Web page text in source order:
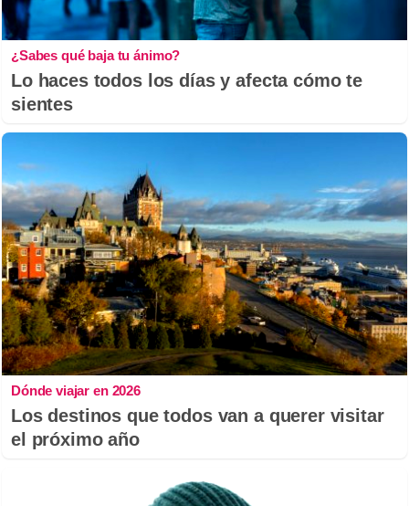
¿Sabes qué baja tu ánimo?
Lo haces todos los días y afecta cómo te
sientes
Dónde viajar en 2026
Los destinos que todos van a querer visitar
el próximo año